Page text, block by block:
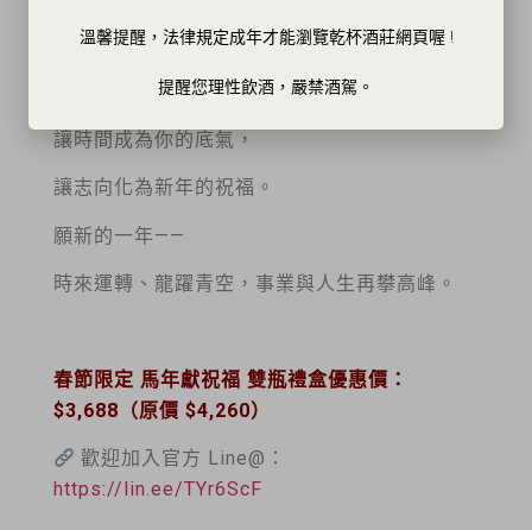
一瓶，敬過往一年的努力與沉澱；
一瓶，祝來年的高飛與豐收。
讓時間成為你的底氣，
讓志向化為新年的祝福。
願新的一年——
時來運轉、龍躍青空，事業與人生再攀高峰。
春節限定 馬年獻祝福 雙瓶禮盒優惠價：
$3,688（原價 $4,260）
歡迎加入官方 Line@：
https://lin.ee/TYr6ScF
溫馨提醒，法律規定成年才能瀏覽乾杯酒莊網頁喔 !
提醒您理性飲酒，嚴禁酒駕。